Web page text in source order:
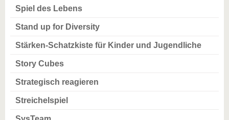
Spiel des Lebens
Stand up for Diversity
Stärken-Schatzkiste für Kinder und Jugendliche
Story Cubes
Strategisch reagieren
Streichelspiel